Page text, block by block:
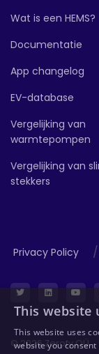
Wat is een HEMS?
Documentatie
App changelog
EV-database
Vergelijking van
warmtepompen
Vergelijking van
stekkers
Privacy Policy /
© 2026 Zerofy OÜ
This website
This website uses
website you